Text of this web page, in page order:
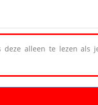
alleen te lezen als